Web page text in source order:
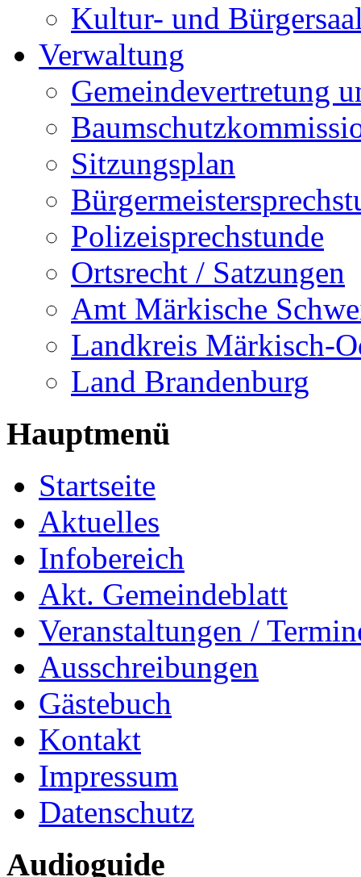
Kultur- und
Verwaltung
Gemeindevertretung
Sitzungsplan
Polizeisprechstunde
Ortsrecht / Satzungen
Amt Märkische
Landkreis Märkisch-
Land Brandenburg
Hauptmenü
Startseite
Aktuelles
Infobereich
Akt. Gemeindeblatt
Veranstaltungen /
Ausschreibungen
Gästebuch
Kontakt
Impressum
Datenschutz
Audioguide